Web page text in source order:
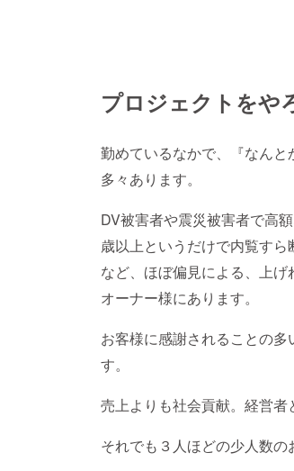
プロジェクトをや
勤めているなかで、『なん
多々あります。
DV被害者や震災被害者で高
歳以上というだけで内覧す
など、ほぼ偏見による、上
オーナー様にあります。
お客様に感謝されることの
す。
売上よりも社会貢献。経営者
それでも３人ほどの少人数の